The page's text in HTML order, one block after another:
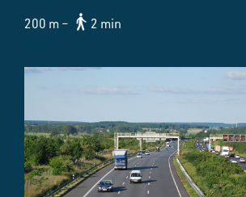
200 m – 2 min